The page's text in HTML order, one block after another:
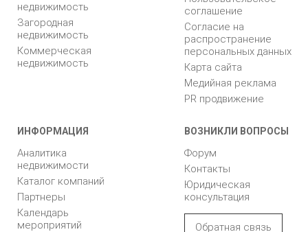
недвижимость
Загородная
недвижимость
Коммерческая
недвижимость
соглашение
Согласие на
распространение
персональных данных
Карта сайта
Медийная реклама
PR продвижение
ИНФОРМАЦИЯ
Аналитика
недвижимости
Каталог компаний
Партнеры
Календарь
мероприятий
ВОЗНИКЛИ ВОПРОСЫ
Форум
Контакты
Юридическая
консультация
Обратная связь